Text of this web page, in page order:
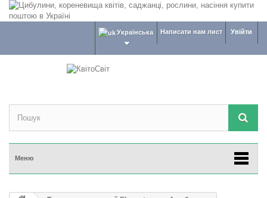
Увійти
Написати нам лист
Українська
Меню